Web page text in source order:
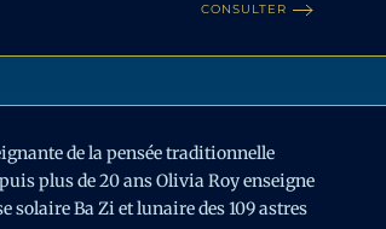
CONSULTER
de la pensée traditionnelle
plus de 20 ans Olivia Roy enseigne
solaire Ba Zi et lunaire des 109 astres